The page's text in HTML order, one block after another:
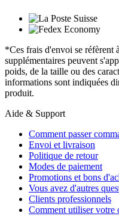
*Ces frais d'envoi se réfèrent
supplémentaires peuvent
poids, de la taille ou des
informations sont indiquées
produit.
Aide & Support
Comment passer
Envoi et livraison
Politique de retour
Modes de paiement
Promotions et bons
Vous avez d'autres
Clients professionnels
Comment utiliser votre